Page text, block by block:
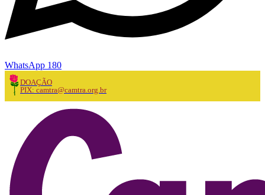
WhatsApp 180
DOAÇÃO
PIX: camtra@camtra.org.br